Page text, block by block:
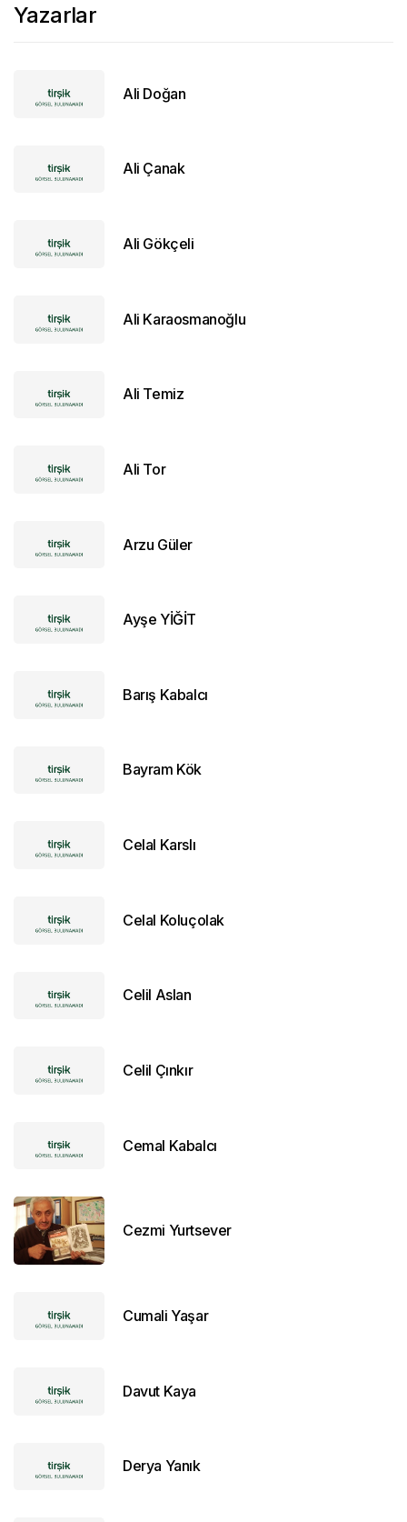
Yazarlar
Ali Doğan
Ali Çanak
Ali Gökçeli
Ali Karaosmanoğlu
Ali Temiz
Ali Tor
Arzu Güler
Ayşe YİĞİT
Barış Kabalcı
Bayram Kök
Celal Karslı
Celal Koluçolak
Celil Aslan
Celil Çınkır
Cemal Kabalcı
Cezmi Yurtsever
Cumali Yaşar
Davut Kaya
Derya Yanık